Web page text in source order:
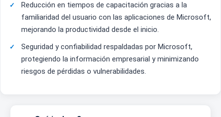
Reducción en tiempos de capacitación gracias a la
familiaridad del usuario con las aplicaciones de Microsoft,
mejorando la productividad desde el inicio.
Seguridad y confiabilidad respaldadas por Microsoft,
protegiendo la información empresarial y minimizando
riesgos de pérdidas o vulnerabilidades.